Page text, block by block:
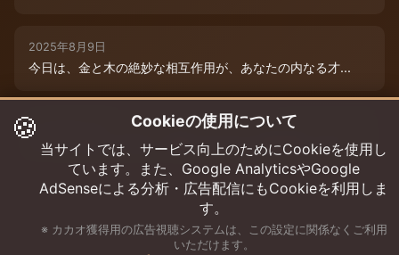
2025年8月9日
今日は、金と木の絶妙な相互作用が、あなたの内なる才...
2025年8月12日
木と木が出会う今日は、成長エネルギーが絶好調！まる...
🍪 Cookieの使用について
当サイトでは、サービス向上のためにCookieを使用し
ています。また、Google AnalyticsやGoogle
AdSenseによる分析・広告配信にもCookieを利用しま
す。
※ カカオ獲得用の広告視聴システムは、この設定に関係なくご利用
いただけます。